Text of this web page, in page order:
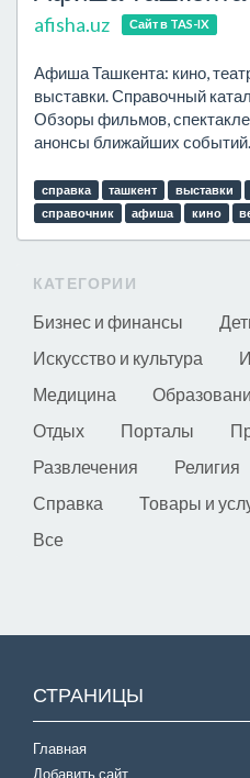
afisha.uz Сайт в TAS-IX
Афиша Ташкента: кино,
выставки. Справочный
Обзоры фильмов,
анонсы ближайших событий.
справка ташкент выставки
справочник
афиша кино
КАТЕГОРИИ
Бизнес и финансы
Искусство и культура
Медицина
Отдых
Порталы
Развлечения
Религия
Справка
Товары и
Все
СТРАНИЦЫ
Главная
Добавить сайт